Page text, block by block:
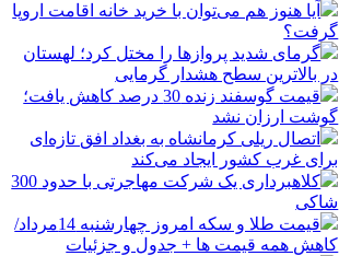
آیا هنوز هم می‌توان با خرید خانه اقامت اروپا
گرفت؟
گرمای شدید پروازها را مختل کرد؛ لهستان
در بالاترین سطح هشدار گرمایی
قیمت گوسفند زنده 30 درصد کاهش یافت؛
گوشت ارزان نشد
اتصال ریلی کرمانشاه به بغداد افق تازه‌ای
برای غرب کشور ایجاد می‌کند
کلاهبرداری یک شرکت مهاجرتی با حدود 300
شاکی
قیمت طلا و سکه امروز چهارشنبه 14مرداد/
کاهش همه قیمت ها + جدول و جزئیات